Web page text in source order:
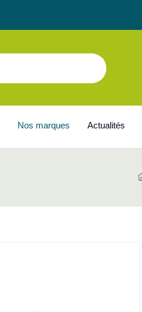
Nos marques Actualités